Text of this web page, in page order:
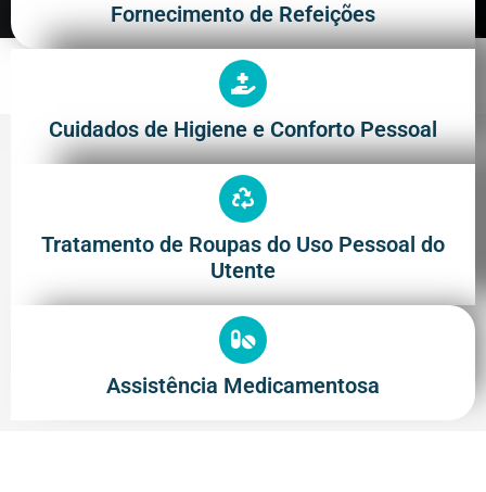
Fornecimento de Refeições
Cuidados de Higiene e Conforto Pessoal
Tratamento de Roupas do Uso Pessoal do
Utente
Assistência Medicamentosa